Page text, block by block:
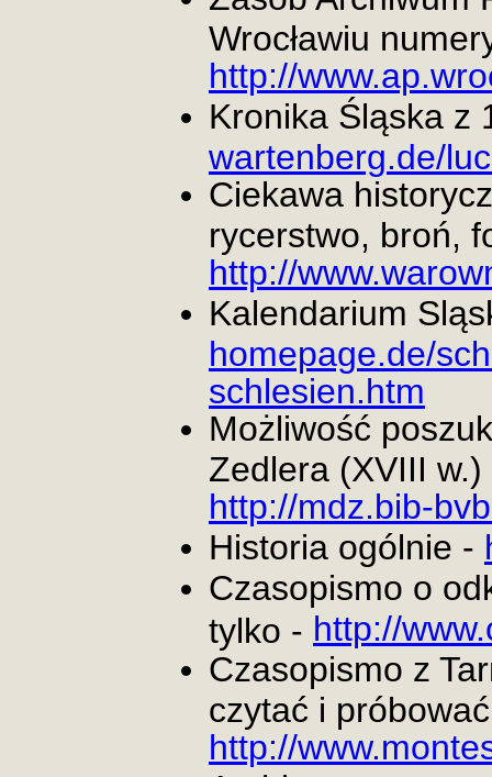
Wrocławiu
http://
Kronika Śląska z
wartenberg.de/
Ciekawa
rycerstwo, broń,
http://
Kalendarium
homepage.de/
schlesien.htm
Możliwość
Zedlera (XVIII w.)
http://mdz.bib-
Historia ogólnie -
Czasopismo o
tylko - http://
Czasopismo z
czytać i
http://